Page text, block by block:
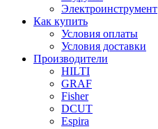
Электроинструмент
Как купить
Условия оплаты
Условия доставки
Производители
HILTI
GRAF
Fisher
DCUT
Espira